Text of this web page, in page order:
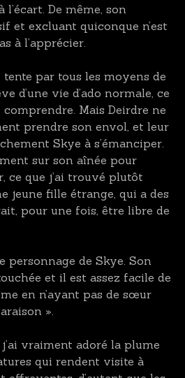
De même, son
et excluant quiconque n’est
à l’apprécier.
par tous les moyens de
d’une vie d’ado normale, ce
comprendre. Mais Deirdre ne
prendre son envol, et leur
Skye à s’émanciper.
sur son aînée pour
ce que j’ai trouvé plutôt
jeune fille étrange, qui a des
pour une fois, être libre de
personnage de Skye. Son
et il est assez facile de
en n’ayant pas de sœur
».
vraiment adoré la plume
qui rendent visite à